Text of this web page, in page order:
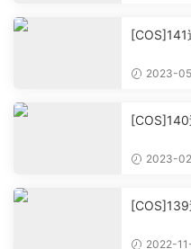
2023-
2023-
2022-